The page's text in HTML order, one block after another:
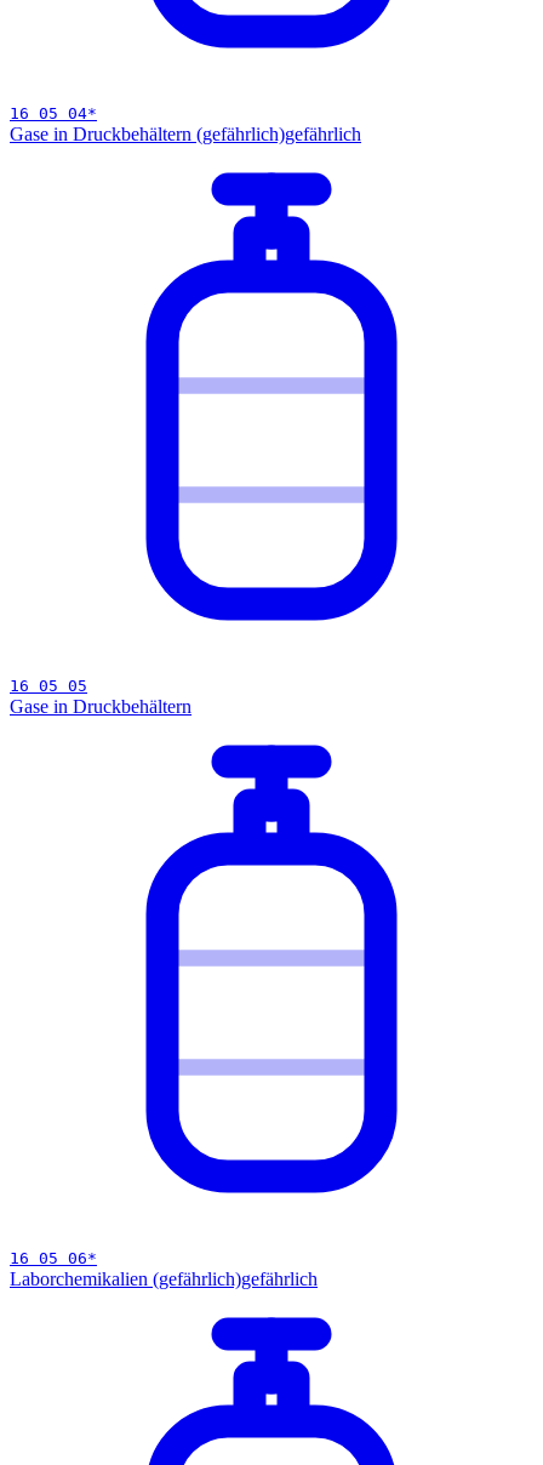
16 05 04*
Gase in Druckbehältern (gefährlich)gefährlich
16 05 05
Gase in Druckbehältern
16 05 06*
Laborchemikalien (gefährlich)gefährlich